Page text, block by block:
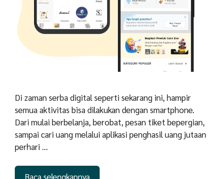
Di zaman serba digital seperti sekarang ini, hampir
semua aktivitas bisa dilakukan dengan smartphone.
Dari mulai berbelanja, berobat, pesan tiket bepergian,
sampai cari uang melalui aplikasi penghasil uang jutaan
perhari …
Baca selengkapnya